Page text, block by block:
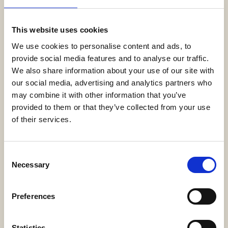
This website uses cookies
We use cookies to personalise content and ads, to
provide social media features and to analyse our traffic.
We also share information about your use of our site with
our social media, advertising and analytics partners who
may combine it with other information that you’ve
provided to them or that they’ve collected from your use
of their services.
Selection
Necessary
Preferences
в номере
приезду
Круглосуточное обслуживание номеров
Доступна доставка американского завтрака в
номер
Частные ужины во всех ресторанах а ля карт
отеля по запросу
Бесплатное пользование теннисными кортами
(при дневном свете) и оздоровительным
клубом